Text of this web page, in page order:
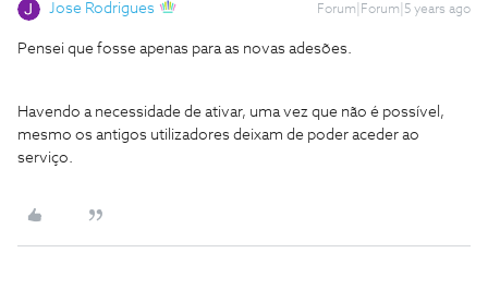
Jose Rodrigues Forum|Forum|5 years ago
Pensei que fosse apenas para as novas adesões.
Havendo a necessidade de ativar, uma vez que não é possível,
mesmo os antigos utilizadores deixam de poder aceder ao
serviço.